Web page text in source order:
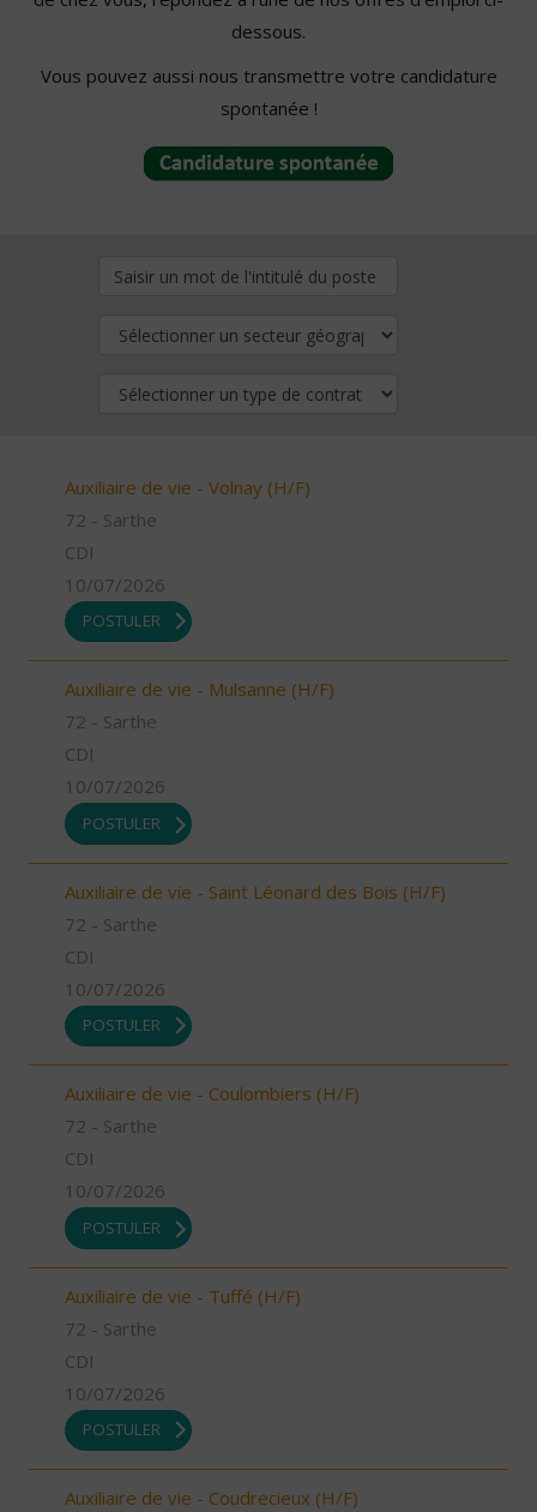
dessous.
Vous pouvez aussi nous transmettre votre candidature
spontanée !
Auxiliaire de vie - Volnay (H/F)
72 - Sarthe
CDI
10/07/2026
POSTULER
Auxiliaire de vie - Mulsanne (H/F)
72 - Sarthe
CDI
10/07/2026
POSTULER
Auxiliaire de vie - Saint Léonard des Bois (H/F)
72 - Sarthe
CDI
10/07/2026
POSTULER
Auxiliaire de vie - Coulombiers (H/F)
72 - Sarthe
CDI
10/07/2026
POSTULER
Auxiliaire de vie - Tuffé (H/F)
72 - Sarthe
CDI
10/07/2026
POSTULER
Auxiliaire de vie - Coudrecieux (H/F)